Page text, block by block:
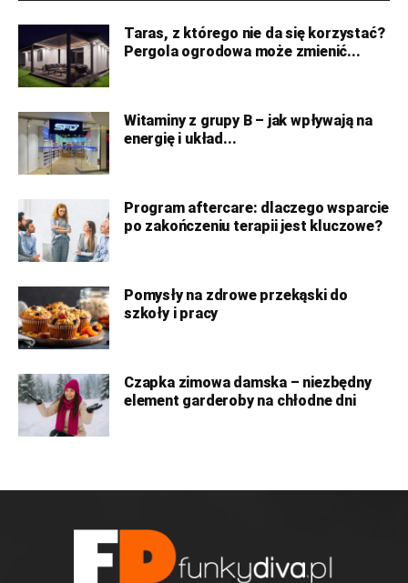
Taras, z którego nie da się korzystać?
Pergola ogrodowa może zmienić...
Witaminy z grupy B – jak wpływają na
energię i układ...
Program aftercare: dlaczego wsparcie
po zakończeniu terapii jest kluczowe?
Pomysły na zdrowe przekąski do
szkoły i pracy
Czapka zimowa damska – niezbędny
element garderoby na chłodne dni